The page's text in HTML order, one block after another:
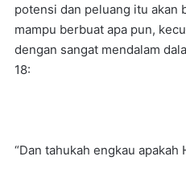
potensi dan peluang itu akan
mampu berbuat apa pun,
dengan sangat mendalam
18:
“Dan tahukah engkau apakah